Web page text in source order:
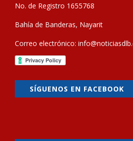
No. de Registro 1655768
Bahía de Banderas, Nayarit
Correo electrónico:
SÍGUENOS EN FACEBOOK